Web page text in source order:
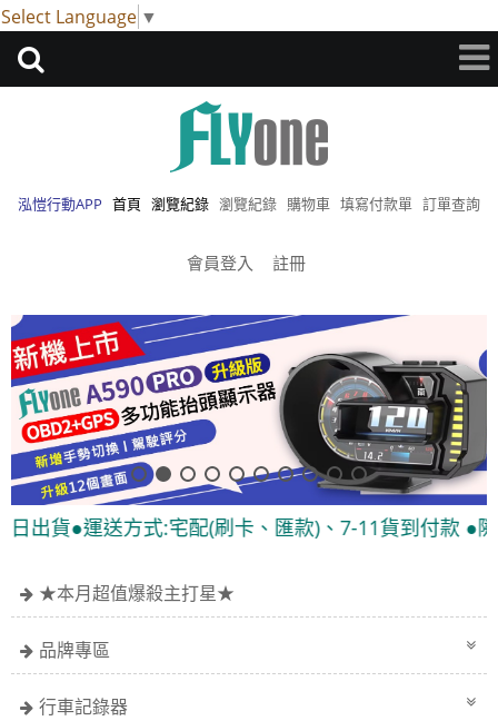
Select Language ▼
泓愷行動APP 首頁 瀏覽紀錄 瀏覽紀錄 購物車 填寫付款單 訂單查詢
會員登入 註冊
送方式:宅配(刷卡、匯款)、7-11貨到付款 ●隨貨附發
★本月超值爆殺主打星★
品牌專區
行車記錄器